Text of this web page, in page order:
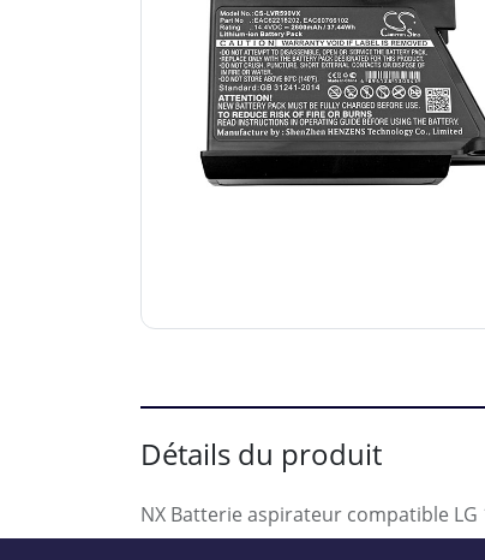
Détails du produit
NX Batterie aspirateur compatible